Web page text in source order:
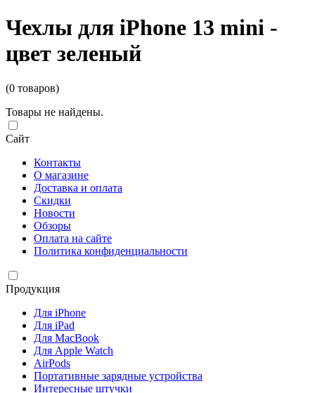
Чехлы для iPhone 13 mini -
цвет зеленый
(0 товаров)
Товары не найдены.
Сайт
Контакты
О магазине
Доставка и оплата
Скидки
Новости
Обзоры
Оплата на сайте
Политика конфиденциальности
Продукция
Для iPhone
Для iPad
Для MacBook
Для Apple Watch
AirPods
Портативные зарядные устройства
Интересные штучки